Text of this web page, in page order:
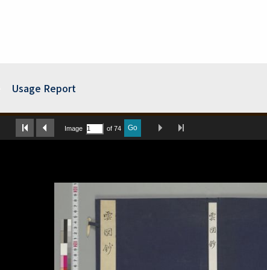
Usage Report